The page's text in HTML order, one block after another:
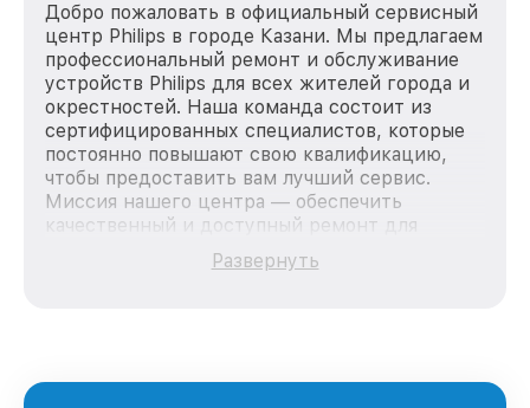
Добро пожаловать в официальный сервисный
центр Philips в городе Казани. Мы предлагаем
профессиональный ремонт и обслуживание
устройств Philips для всех жителей города и
окрестностей. Наша команда состоит из
сертифицированных специалистов, которые
постоянно повышают свою квалификацию,
чтобы предоставить вам лучший сервис.
Миссия нашего центра — обеспечить
качественный и доступный ремонт для
каждого пользователя продукции Philips, вне
зависимости от сложности поломки. Мы
Развернуть